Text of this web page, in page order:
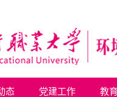
态 党建工作 教